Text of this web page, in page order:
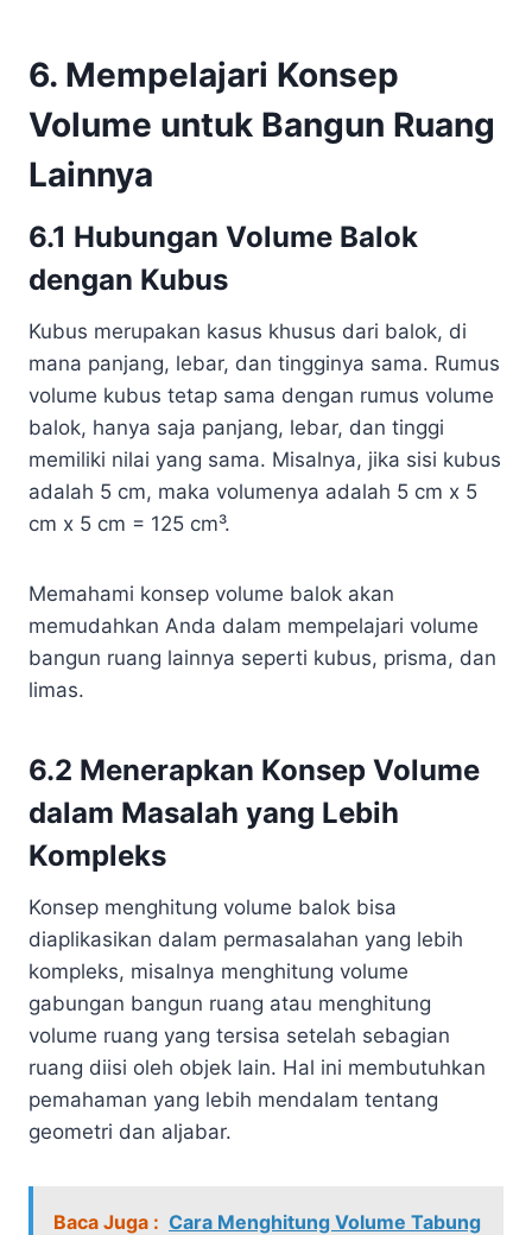
6. Mempelajari Konsep
Volume untuk Bangun Ruang
Lainnya
6.1 Hubungan Volume Balok
dengan Kubus
Kubus merupakan kasus khusus dari balok, di
mana panjang, lebar, dan tingginya sama. Rumus
volume kubus tetap sama dengan rumus volume
balok, hanya saja panjang, lebar, dan tinggi
memiliki nilai yang sama. Misalnya, jika sisi kubus
adalah 5 cm, maka volumenya adalah 5 cm x 5
cm x 5 cm = 125 cm³.
Memahami konsep volume balok akan
memudahkan Anda dalam mempelajari volume
bangun ruang lainnya seperti kubus, prisma, dan
limas.
6.2 Menerapkan Konsep Volume
dalam Masalah yang Lebih
Kompleks
Konsep menghitung volume balok bisa
diaplikasikan dalam permasalahan yang lebih
kompleks, misalnya menghitung volume
gabungan bangun ruang atau menghitung
volume ruang yang tersisa setelah sebagian
ruang diisi oleh objek lain. Hal ini membutuhkan
pemahaman yang lebih mendalam tentang
geometri dan aljabar.
Baca Juga : Cara Menghitung Volume Tabung